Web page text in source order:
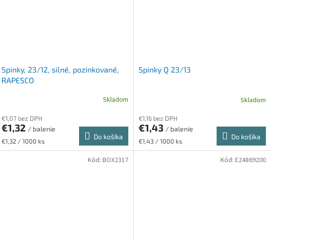
Spinky, 23/12, silné, pozinkované,
RAPESCO
Skladom
€1,07 bez DPH
€1,32 / balenie
Jednotková
cena:
€1,32 / 1000 ks
Do košíka
Spinky Q 23/13
Skladom
€1,16 bez DPH
€1,43 / balenie
Jednotková
cena:
€1,43 / 1000 ks
Do košíka
Kód: BOX2317 Kód: E24869200